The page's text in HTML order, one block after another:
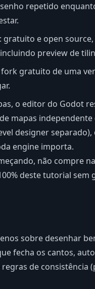
repetido
: gratuito e open
preview de
fork gratuito de uma
o editor do Godot
mapas
designer separado),
engine importa.
não compre
deste tutorial sem
sobre desenhar
fecha os cantos,
de consistência